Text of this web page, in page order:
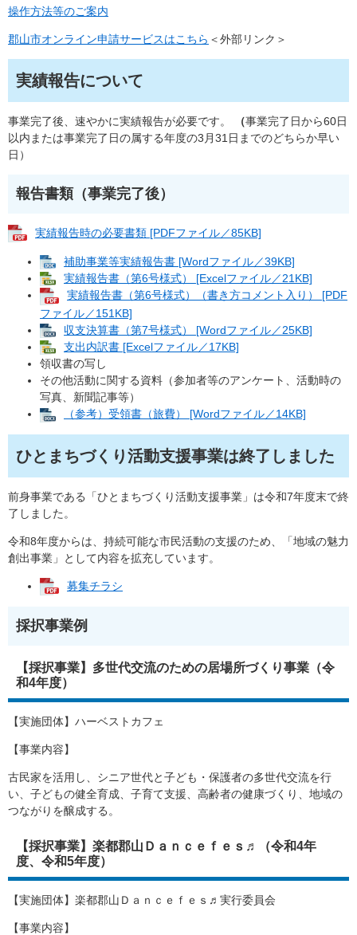
操作方法等のご案内
郡山市オンライン申請サービスはこちら ＜外部リンク＞
実績報告について
事業完了後、速やかに実績報告が必要です。 （事業完了日から60日
以内または事業完了日の属する年度の3月31日までのどちらか早い
日）
報告書類（事業完了後）
実績報告時の必要書類 [PDFファイル／85KB]
補助事業等実績報告書 [Wordファイル／39KB]
実績報告書（第6号様式） [Excelファイル／21KB]
実績報告書（第6号様式）（書き方コメント入り） [PDF
ファイル／151KB]
収支決算書（第7号様式） [Wordファイル／25KB]
支出内訳書 [Excelファイル／17KB]
領収書の写し
その他活動に関する資料（参加者等のアンケート、活動時の
写真、新聞記事等）​
（参考）受領書（旅費） [Wordファイル／14KB]
ひとまちづくり活動支援事業は終了しました
前身事業である「ひとまちづくり活動支援事業」は令和7年度末で終
了しました。
令和8年度からは、持続可能な市民活動の支援のため、「地域の魅力
創出事業」として内容を拡充しています。
募集チラシ
採択事業例
【採択事業】多世代交流のための居場所づくり事業（令
和4年度）
【実施団体】ハーベストカフェ
【事業内容】
古民家を活用し、シニア世代と子ども・保護者の多世代交流を行
い、子どもの健全育成、子育て支援、高齢者の健康づくり、地域の
つながりを醸成する。
【採択事業】楽都郡山Ｄａｎｃｅｆｅｓ♬（令和4年
度、令和5年度）
【実施団体】楽都郡山Ｄａｎｃｅｆｅｓ♬実行委員会
【事業内容】